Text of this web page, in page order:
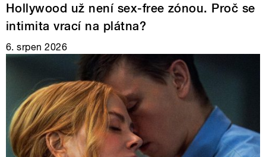
Hollywood už není sex-free zónou. Proč se
intimita vrací na plátna?
6. srpen 2026